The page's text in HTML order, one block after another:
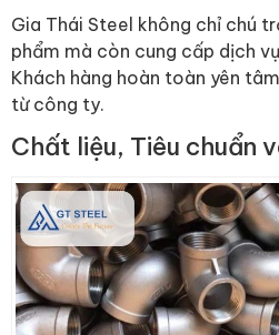
Gia Thái Steel không chỉ chú
phẩm mà còn cung cấp dịch
Khách hàng hoàn toàn yên
từ công ty.
Chất liệu, Tiêu chuẩn